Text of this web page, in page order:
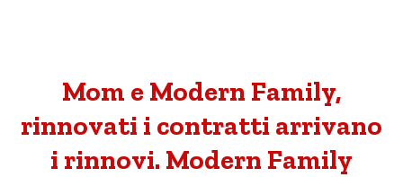
Mom e Modern Family,
rinnovati i contratti arrivano
i rinnovi. Modern Family